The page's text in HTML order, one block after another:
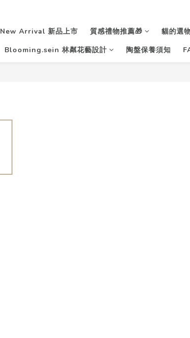
New Arrival 新品上市 質感禮物推薦🎁 貓的選
Blooming.sein 林粼花藝設計
陶盤保養須知